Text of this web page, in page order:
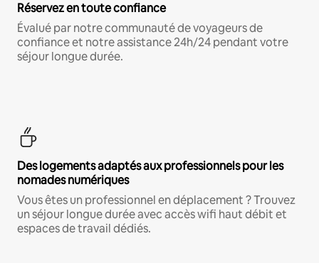
Réservez en toute confiance
Évalué par notre communauté de voyageurs de
confiance et notre assistance 24h/24 pendant votre
séjour longue durée.
Des logements adaptés aux professionnels pour les
nomades numériques
Vous êtes un professionnel en déplacement ? Trouvez
un séjour longue durée avec accès wifi haut débit et
espaces de travail dédiés.